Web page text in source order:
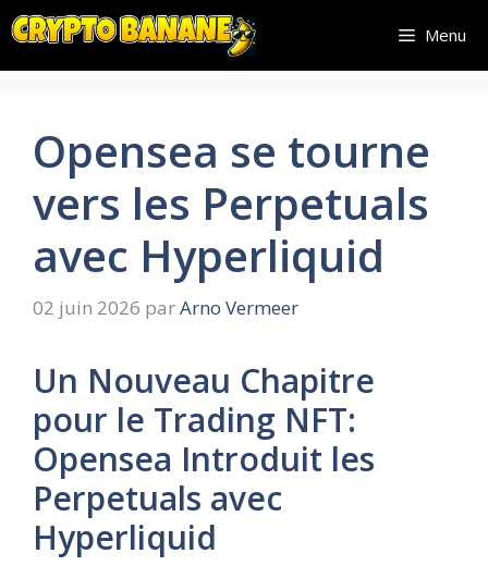
Aller
au
contenu
Menu
Opensea se tourne
vers les Perpetuals
avec Hyperliquid
02 juin 2026 parArno Vermeer
Un Nouveau Chapitre
pour le Trading NFT:
Opensea Introduit les
Perpetuals avec
Hyperliquid